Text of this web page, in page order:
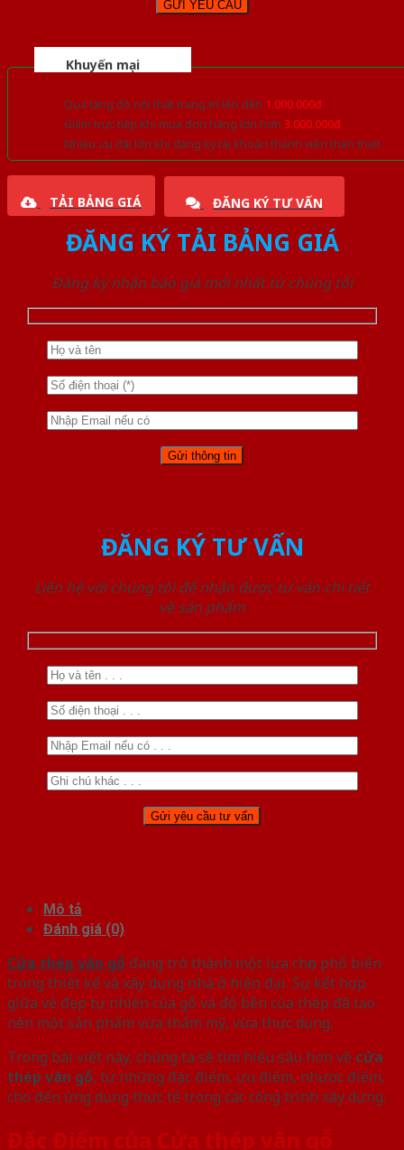
Khuyến mại
Quà tặng đồ nội thất trang trí lên đến 1.000.000đ
Giảm trực tiếp khi mua đơn hàng lớn hơn 3.000.000đ
Nhiều ưu đãi lớn khi đăng ký tài khoản thành viên thân thiết
TẢI BẢNG GIÁ ĐĂNG KÝ TƯ VẤN
ĐĂNG KÝ TẢI BẢNG GIÁ
Đăng ký nhận báo giá mới nhất từ chúng tôi
ĐĂNG KÝ TƯ VẤN
Liên hệ với chúng tôi để nhận được tư vấn chi tiết
về sản phẩm
Mô tả
Đánh giá (0)
Cửa thép vân gỗ đang trở thành một lựa chọn phổ biến
trong thiết kế và xây dựng nhà ở hiện đại. Sự kết hợp
giữa vẻ đẹp tự nhiên của gỗ và độ bền của thép đã tạo
nên một sản phẩm vừa thẩm mỹ, vừa thực dụng.
Trong bài viết này, chúng ta sẽ tìm hiểu sâu hơn về cửa
thép vân gỗ, từ những đặc điểm, ưu điểm, nhược điểm,
cho đến ứng dụng thực tế trong các công trình xây dựng.
Đặc Điểm của Cửa thép vân gỗ